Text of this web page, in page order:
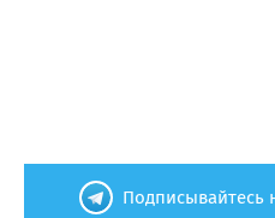
Подписывайтесь